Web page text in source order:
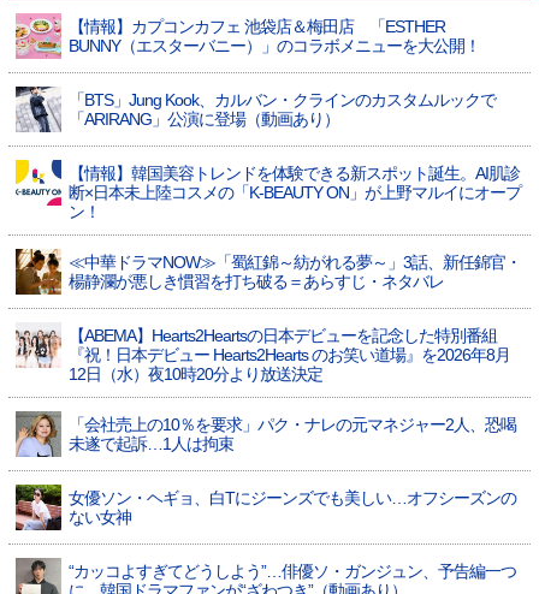
【情報】カプコンカフェ 池袋店＆梅田店 「ESTHER
BUNNY（エスターバニー）」のコラボメニューを大公開！
「BTS」Jung Kook、カルバン・クラインのカスタムルックで
「ARIRANG」公演に登場（動画あり）
【情報】韓国美容トレンドを体験できる新スポット誕生。AI肌診
断×日本未上陸コスメの「K-BEAUTY ON」が上野マルイにオープ
ン！
≪中華ドラマNOW≫「蜀紅錦～紡がれる夢～」3話、新任錦官・
楊静瀾が悪しき慣習を打ち破る＝あらすじ・ネタバレ
【ABEMA】Hearts2Heartsの日本デビューを記念した特別番組
『祝！日本デビュー Hearts2Hearts のお笑い道場』を2026年8月
12日（水）夜10時20分より放送決定
「会社売上の10％を要求」パク・ナレの元マネジャー2人、恐喝
未遂で起訴…1人は拘束
女優ソン・ヘギョ、白Tにジーンズでも美しい…オフシーズンの
ない女神
“カッコよすぎてどうしよう”…俳優ソ・ガンジュン、予告編一つ